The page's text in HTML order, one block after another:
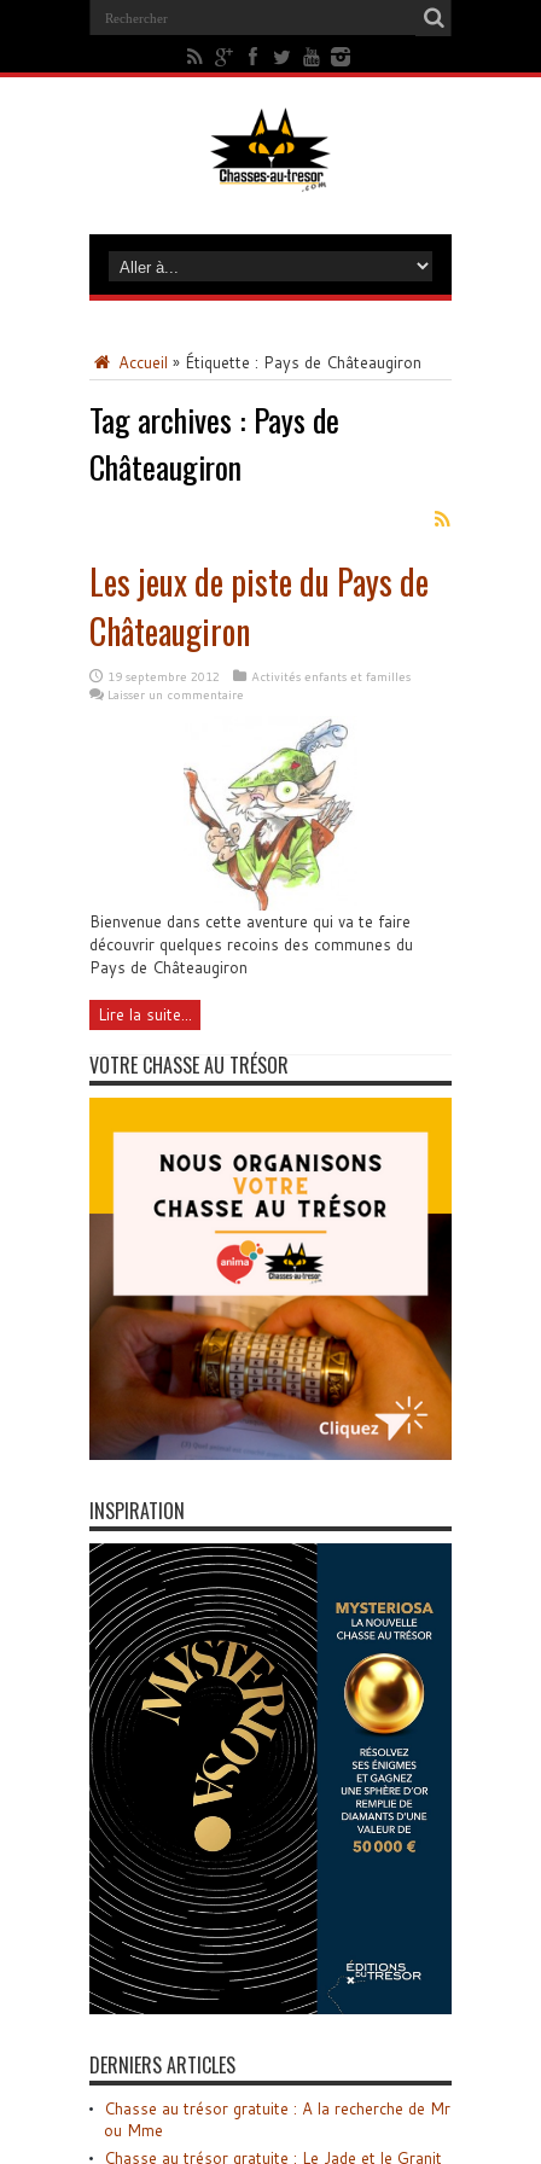
Accueil » Étiquette : Pays de Châteaugiron
Tag archives : Pays de
Châteaugiron
Les jeux de piste du Pays de
Châteaugiron
19 septembre 2012
Activités enfants et familles
Laisser un commentaire
Bienvenue dans cette aventure qui va te faire
découvrir quelques recoins des communes du
Pays de Châteaugiron
Lire la suite...
VOTRE CHASSE AU TRÉSOR
INSPIRATION
DERNIERS ARTICLES
Chasse au trésor gratuite : A la recherche de Mr
ou Mme
Chasse au trésor gratuite : Le Jade et le Granit